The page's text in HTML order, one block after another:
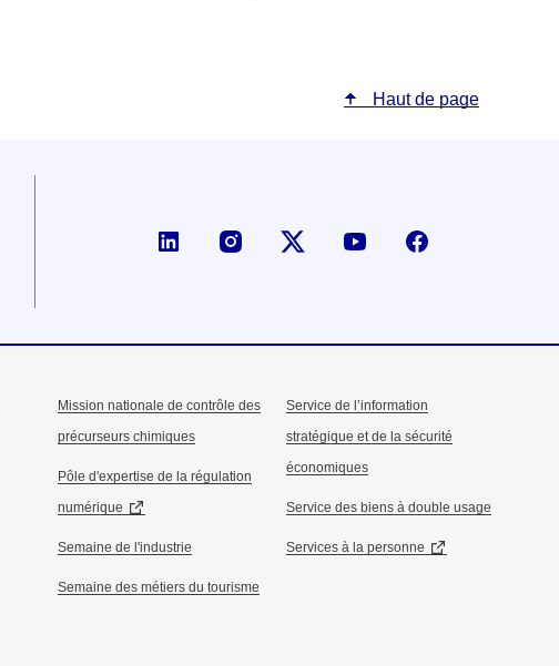
Haut de page
Page LinkedIn de la DGECompte X (ex-Twitter) de la
Mission nationale de contrôle des
précurseurs chimiques
Pôle d'expertise de la régulation
numérique
Semaine de l'industrie
Semaine des métiers du tourisme
Service de l’information
stratégique et de la sécurité
économiques
Service des biens à double usage
Services à la personne